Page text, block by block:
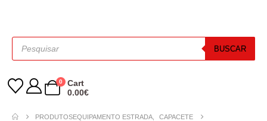
BUSCAR
0
Cart
0.00€
PRODUTOSEQUIPAMENTO ESTRADA
CAPACETE